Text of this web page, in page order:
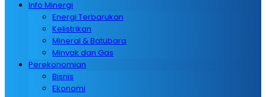
Info Minergi
Energi Terbarukan
Kelistrikan
Mineral & Batubara
Minyak dan Gas
Perekonomian
Bisnis
Ekonomi